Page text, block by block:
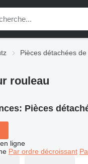
Pièces détachées
rouleau
Pièces
ligne
Par ordre décroissant